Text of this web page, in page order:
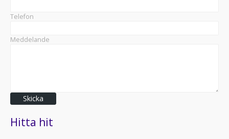
Telefon
Meddelande
Skicka
Hitta hit